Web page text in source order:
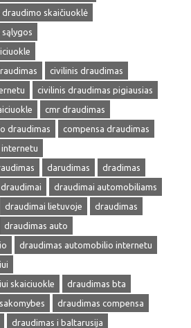
skaičiuoklė
civilinis draudimas
civilinis draudimas pigiausias
cmr draudimas
draudimas
compensa draudimas
darudimas
dradimas
draudimai
draudimai automobiliams
draudimai lietuvoje
draudimas
draudimas auto
draudimas automobilio internetu
skaiciuokle
draudimas bta
draudimas compensa
draudimas i baltarusija